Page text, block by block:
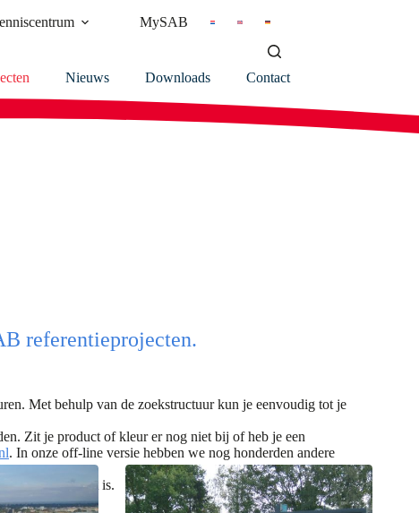
MySAB
Nieuws Downloads Contact
referentieprojecten.
Met behulp van de zoekstructuur kun je eenvoudig tot je
Zit je product of kleur er nog niet bij of heb je een
. In onze off-line versie hebben we nog honderden andere
in verwerkt is.